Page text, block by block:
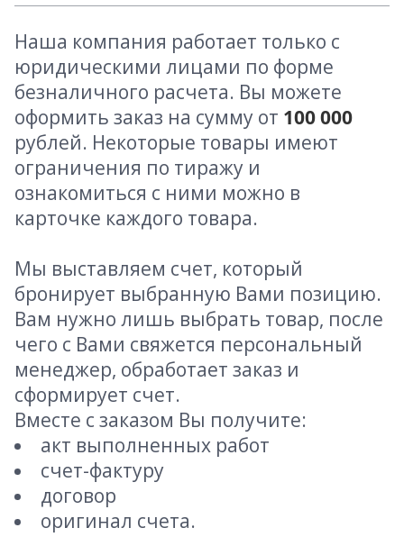
Наша компания работает только с
юридическими лицами по форме
безналичного расчета. Вы можете
оформить заказ на сумму от 100 000
рублей. Некоторые товары имеют
ограничения по тиражу и
ознакомиться с ними можно в
карточке каждого товара.
Мы выставляем счет, который
бронирует выбранную Вами позицию.
Вам нужно лишь выбрать товар, после
чего с Вами свяжется персональный
менеджер, обработает заказ и
сформирует счет.
Вместе с заказом Вы получите:
акт выполненных работ
счет-фактуру
договор
оригинал счета.